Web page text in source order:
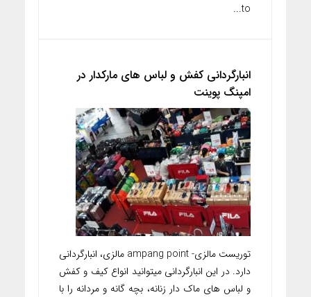
to...
انبارگردانی کفش و لباس های مارکدار در
امپنگ پوینت
توریست مالزی- ampang point مالزی، انبارگردانی
دارد. در این انبارگردانی میتوانید انواع کیف و کفش
و لباس های ماک دار زنانه، بچه گانه و مردانه را با